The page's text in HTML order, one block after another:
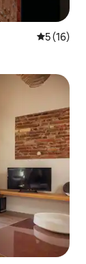
5 de uma
5 (16)